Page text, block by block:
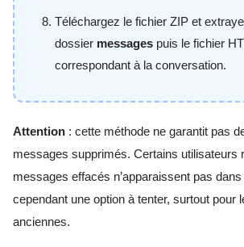
Téléchargez le fichier ZIP et
dossier messages puis le fichier
correspondant à la conversation.
Attention : cette méthode ne garantit pas
messages supprimés. Certains utilisateurs
messages effacés n’apparaissent pas dans
cependant une option à tenter, surtout pour
anciennes.